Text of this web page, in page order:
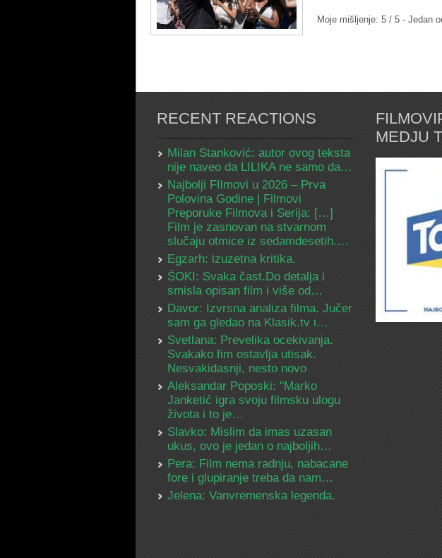
Moje mišljenje: 5 / 5 - Jedan
RECENT REACTIONS
Milan Stanković: autor ovog teksta
nije naveo da LILIKA ne samo da…
Najbolji FIlmovi u 2026 – Prva
Polovina Godine | Filmovi
Preporuke Filmova i Serija: […]
Film je zasnovan na stvarnom
slučaju otmice iz sedamdesetih.…
Egzarh: izuzetna kritika.
ŠOKI: Svaka čast.Do detalja i
smisla opisan film i više od…
Davor: Izvrsna analiza filma. Jučer
sam ga gledao na Klasik.tv i…
Svetlana: Prevelika ocekivanja.
Svakako fim ostavlja utisak.
Nesvakidasnji, nesto novo
Aleksandar Poposki: "Marko
Janketić igra svoju filmsku ulogu
života i to je…
Slavko: Mislim da imas uzasan
ukus, ovo je jedan o najboljih…
Pera: Film nema radnju, nabacane
fore i glupiranje treba da nam…
Jelena: Vanvremenska legenda.
MEDJU